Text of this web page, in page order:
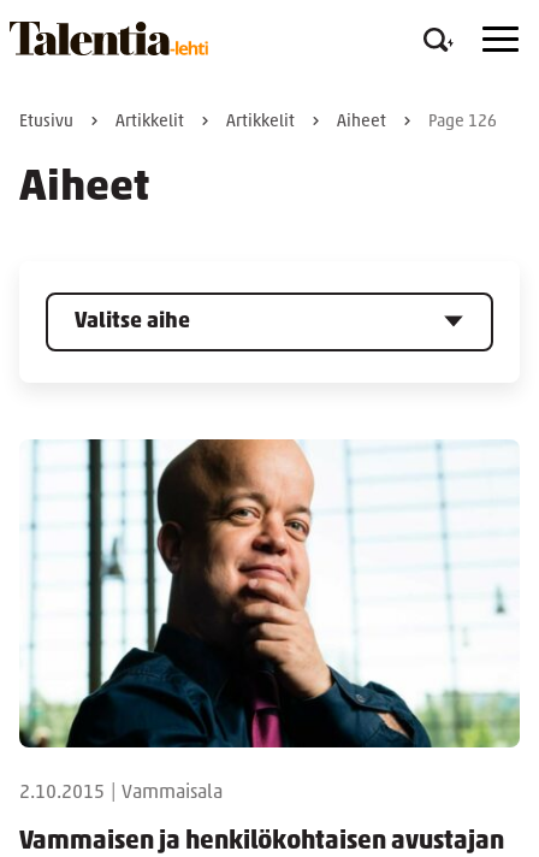
Etusivu Artikkelit Artikkelit Aiheet Page 126
Aiheet
2.10.2015 Vammaisala
Vammaisen ja henkilökohtaisen avustajan
Valitse aihe